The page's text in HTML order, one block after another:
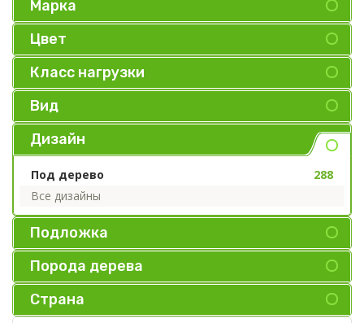
Марка
Цвет
Класс нагрузки
Вид
Дизайн
Под дерево
288
Все дизайны
Подложка
Порода дерева
Страна